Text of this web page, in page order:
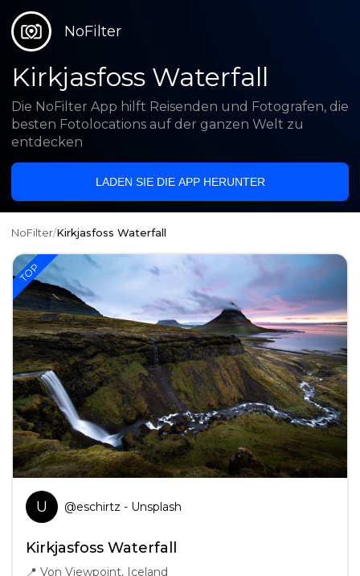
NoFilter
Kirkjasfoss Waterfall
Die NoFilter App hilft Reisenden und Fotografen, die
besten Fotolocations auf der ganzen Welt zu
entdecken
LADEN SIE DIE APP HERUNTER
NoFilter/Kirkjasfoss Waterfall
U @eschirtz - Unsplash
Kirkjasfoss Waterfall
📍 Von Viewpoint, Iceland
TOP